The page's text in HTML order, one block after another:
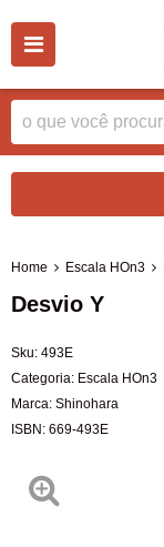
Home Escala HOn3
Desvio Y
Sku: 493E
Categoria: Escala HOn3
Marca: Shinohara
ISBN: 669-493E